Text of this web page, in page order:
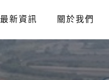
最新資訊 關於我們